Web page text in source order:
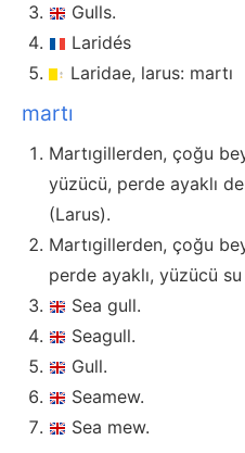
Gulls.
Laridés
Laridae, larus: martı
martı
Martıgillerden, çoğu
yüzücü, perde ayaklı
(Larus).
Martıgillerden, çoğu
perde ayaklı, yüzücü
Sea gull.
Seagull.
Gull.
Seamew.
Sea mew.